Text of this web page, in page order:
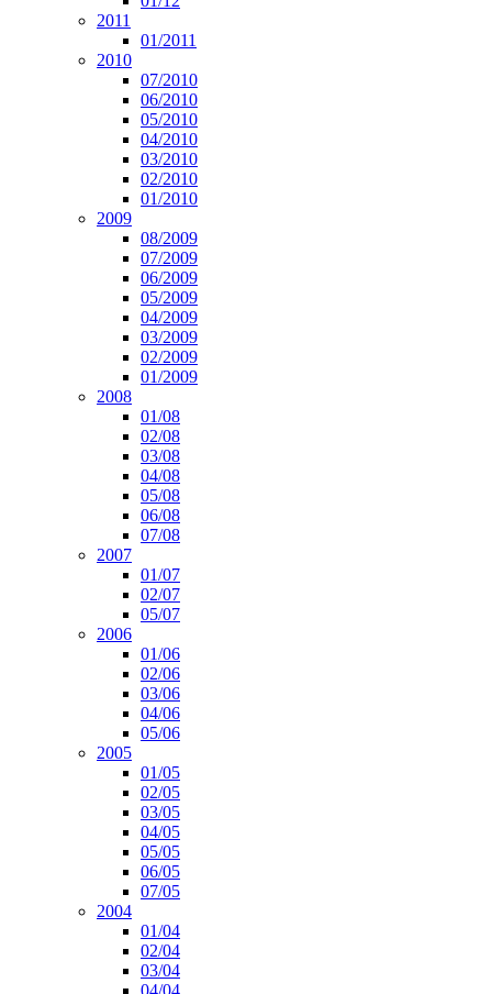
2011
01/2011
2010
07/2010
06/2010
05/2010
04/2010
03/2010
02/2010
01/2010
2009
08/2009
07/2009
06/2009
05/2009
04/2009
03/2009
02/2009
01/2009
2008
01/08
02/08
03/08
04/08
05/08
06/08
07/08
2007
01/07
02/07
05/07
2006
01/06
02/06
03/06
04/06
05/06
2005
01/05
02/05
03/05
04/05
05/05
06/05
07/05
2004
01/04
02/04
03/04
04/04